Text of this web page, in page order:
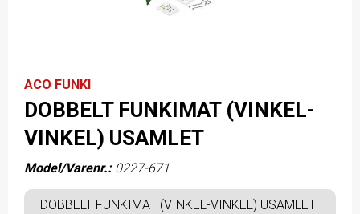
ACO FUNKI
DOBBELT FUNKIMAT (VINKEL-
VINKEL) USAMLET
Model/Varenr.: 0227-671
DOBBELT FUNKIMAT (VINKEL-VINKEL) USAMLET